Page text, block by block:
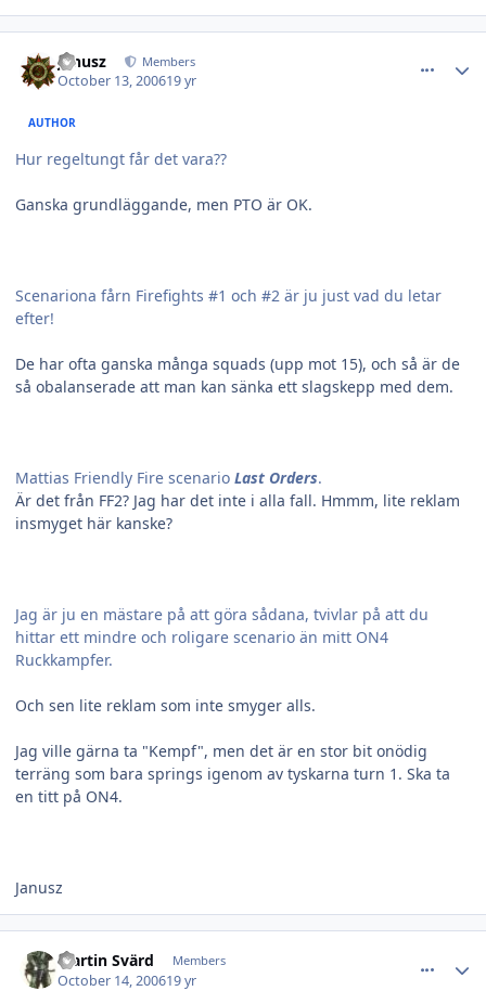
Janusz Members
October 13, 200619 yr
AUTHOR
Hur regeltungt får det vara??
Ganska grundläggande, men PTO är OK.
Scenariona fårn Firefights #1 och #2 är ju just vad du letar
efter!
De har ofta ganska många squads (upp mot 15), och så är de
så obalanserade att man kan sänka ett slagskepp med dem.
Mattias Friendly Fire scenario Last Orders.
Är det från FF2? Jag har det inte i alla fall. Hmmm, lite reklam
insmyget här kanske?
Jag är ju en mästare på att göra sådana, tvivlar på att du
hittar ett mindre och roligare scenario än mitt ON4
Ruckkampfer.
Och sen lite reklam som inte smyger alls.
Jag ville gärna ta "Kempf", men det är en stor bit onödig
terräng som bara springs igenom av tyskarna turn 1. Ska ta
en titt på ON4.
Janusz
Martin Svärd Members
October 14, 200619 yr